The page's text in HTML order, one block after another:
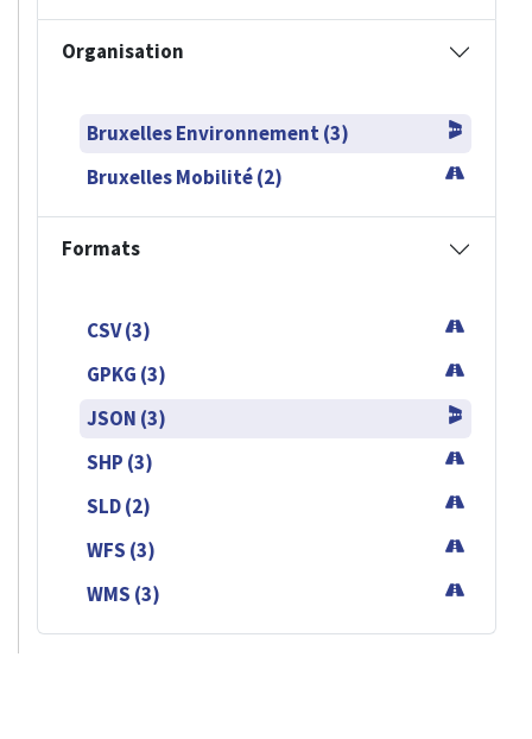
Organisation
Bruxelles Environnement (3)
Bruxelles Mobilité (2)
Formats
CSV (3)
GPKG (3)
JSON (3)
SHP (3)
SLD (2)
WFS (3)
WMS (3)